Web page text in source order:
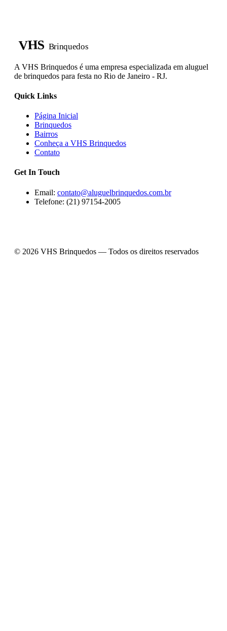
VHS Brinquedos
A VHS Brinquedos é uma empresa especializada em aluguel
de brinquedos para festa no Rio de Janeiro - RJ.
Quick Links
Página Inicial
Brinquedos
Bairros
Conheça a VHS Brinquedos
Contato
Get In Touch
Email: contato@aluguelbrinquedos.com.br
Telefone: (21) 97154-2005
© 2026 VHS Brinquedos — Todos os direitos reservados